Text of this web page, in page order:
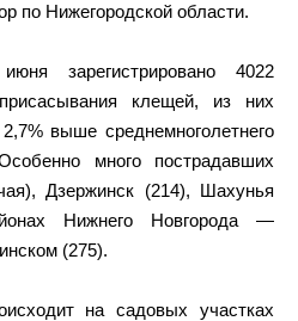
по Нижегородской области.
зарегистрировано 4022
клещей, из них
выше среднемноголетнего
много пострадавших
Дзержинск (214), Шахунья
Нижнего Новгорода —
(275).
на садовых участках